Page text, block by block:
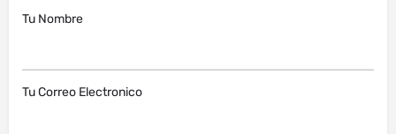
Tu Nombre
Tu Correo Electronico